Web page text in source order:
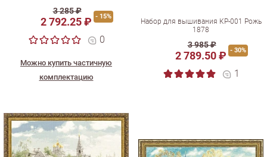
3 285 ₽
2 792.25 ₽ - 15%
0
Можно купить частичную
комплектацию
Набор для вышивания КР-001 Рожь
1878
3 985 ₽
2 789.50 ₽ - 30%
1